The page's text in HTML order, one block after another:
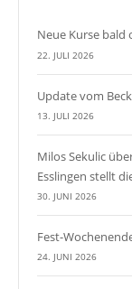
Neue Kurse bald
22. JULI 2026
Update vom
13. JULI 2026
Milos Sekulic
Esslingen stellt
30. JUNI 2026
Fest-
24. JUNI 2026